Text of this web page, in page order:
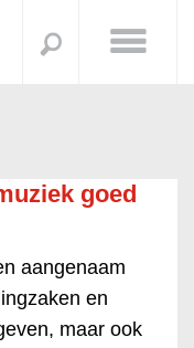
goed
aangenaam
en
maar ook